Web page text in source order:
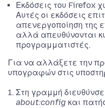
Εκδόσεις του Firefox
Αυτές οι εκδόσεις
απενεργοποίηση της
αλλά απευθύνονται
προγραμματιστές.
Για να αλλάξετε την
υπογραφών στις
Στη γραμμή
about:config και